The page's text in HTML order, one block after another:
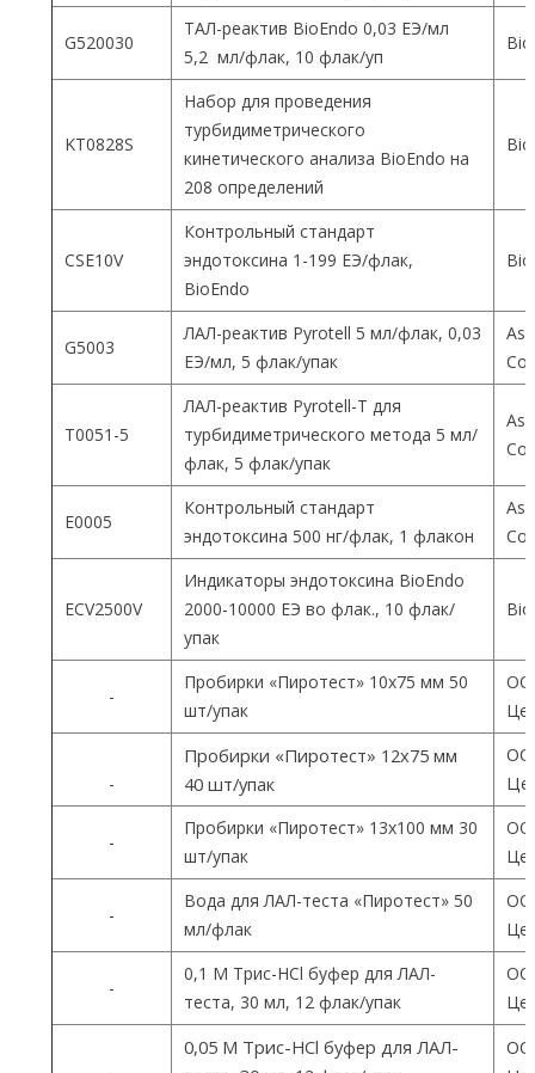
G520030
ТАЛ-реактив BioEndo 0,03 ЕЭ/мл
5,2 мл/флак, 10 флак/уп
KT0828S
Набор для проведения
турбидиметрического
кинетического анализа BioEndo на
208 определений
CSE10V
Контрольный стандарт
эндотоксина 1-199 ЕЭ/флак,
BioEndo
G5003
ЛАЛ-реактив Pyrotell 5 мл/флак, 0,03
ЕЭ/мл, 5 флак/упак
T0051-5
ЛАЛ-реактив Pyrotell-T для
турбидиметрического метода 5 мл/
флак, 5 флак/упак
E0005
Контрольный стандарт
эндотоксина 500 нг/флак, 1 флакон
ECV2500V
Индикаторы эндотоксина BioEndo
2000-10000 ЕЭ во флак., 10 флак/
упак
-
Пробирки «Пиротест» 10х75 мм 50
шт/упак
-
Пробирки «Пиротест» 12х75 мм
40 шт/упак
-
Пробирки «Пиротест» 13х100 мм 30
шт/упак
-
Вода для ЛАЛ-теста «Пиротест» 50
мл/флак
-
0,1 М Трис-HCl буфер для ЛАЛ-
теста, 30 мл, 12 флак/упак
0,05 М Трис-HCl буфер для ЛАЛ-